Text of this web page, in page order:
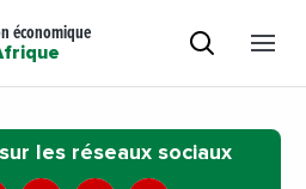
économique
les réseaux sociaux